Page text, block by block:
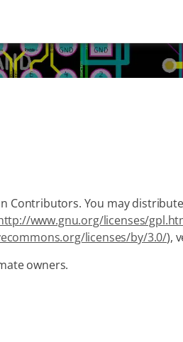
Contributors. You may
www.gnu.org/licenses/
licenses/by/3.0/),
owners.